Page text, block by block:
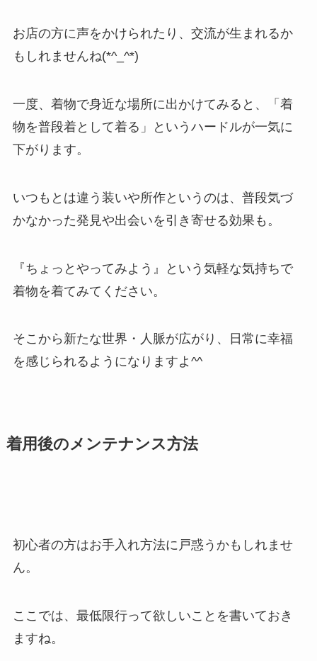
お店の方に声をかけられたり、交流が生まれるか
もしれませんね(*^_^*)
一度、着物で身近な場所に出かけてみると、「着
物を普段着として着る」というハードルが一気に
下がります。
いつもとは違う装いや所作というのは、普段気づ
かなかった発見や出会いを引き寄せる効果も。
『ちょっとやってみよう』という気軽な気持ちで
着物を着てみてください。
そこから新たな世界・人脈が広がり、日常に幸福
を感じられるようになりますよ^^
着用後のメンテナンス方法
初心者の方はお手入れ方法に戸惑うかもしれませ
ん。
ここでは、最低限行って欲しいことを書いておき
ますね。